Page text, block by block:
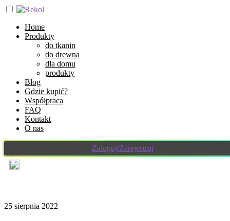
Home
Produkty
do tkanin
do drewna
dla domu
produkty
Blog
Gdzie kupić?
Współpraca
FAQ
Kontakt
O nas
Zaloguj/Zarejestruj
25 sierpnia 2022